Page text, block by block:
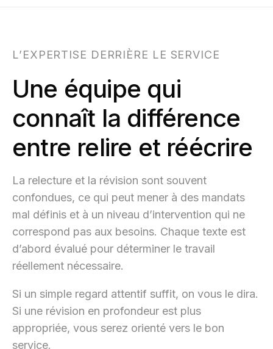
L’EXPERTISE DERRIÈRE LE SERVICE
Une équipe qui
connaît la différence
entre relire et réécrire
La relecture et la révision sont souvent
confondues, ce qui peut mener à des mandats
mal définis et à un niveau d’intervention qui ne
correspond pas aux besoins. Chaque texte est
d’abord évalué pour déterminer le travail
réellement nécessaire.
Si un simple regard attentif suffit, on vous le dira.
Si une révision en profondeur est plus
appropriée, vous serez orienté vers le bon
service.